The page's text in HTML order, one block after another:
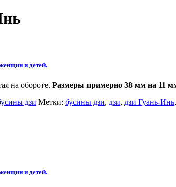
и детей.
на обороте. Размеры примерно 38 мм на 11
дзи Метки: бусины дзи, дзи, дзи Гуань-Инь,
и детей.